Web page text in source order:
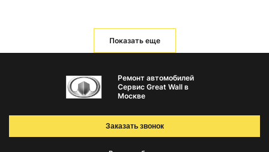
Показать еще
Ремонт автомобилей
Сервис Great Wall в
Москве
Заказать звонок